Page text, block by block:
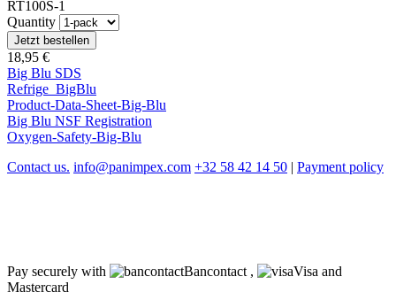
RT100S-1
Quantity
18,95 €
Big Blu SDS
Refrige_BigBlu
Product-Data-Sheet-Big-Blu
Big Blu NSF Registration
Oxygen-Safety-Big-Blu
Contact us. info@panimpex.com +32 58 42 14 50 | Payment policy
Pay securely with Bancontact ,
Visa and
Mastercard